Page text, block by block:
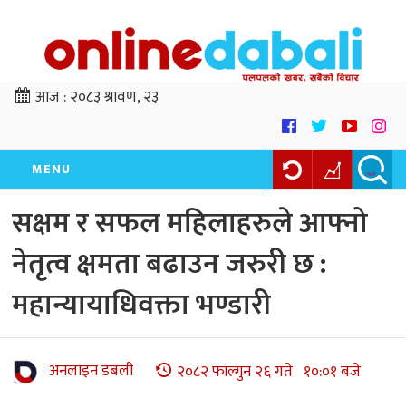
आज :२०८३ श्रावण, २३
MENU
सक्षम र सफल महिलाहरुले आफ्नो
नेतृत्व क्षमता बढाउन जरुरी छ :
महान्यायाधिवक्ता भण्डारी
अनलाइन डबली २०८२ फाल्गुन २६ गते १०:०१ बजे